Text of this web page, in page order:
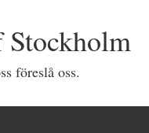
föreslå oss.